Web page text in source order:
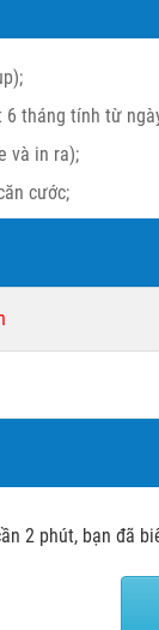
tháng tính từ
và in ra);
cước;
2 phút, bạn đã